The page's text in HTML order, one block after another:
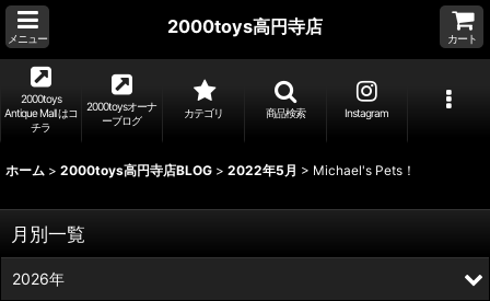
メニュー
2000toys高円寺店
カート
2000toys
Antique Mall はコ
チラ
2000toysオーナ
ーブログ
カテゴリ 商品検索 Instagram
ホーム > 2000toys高円寺店BLOG > 2022年5月 > Michael's Pets！
月別一覧
2026年